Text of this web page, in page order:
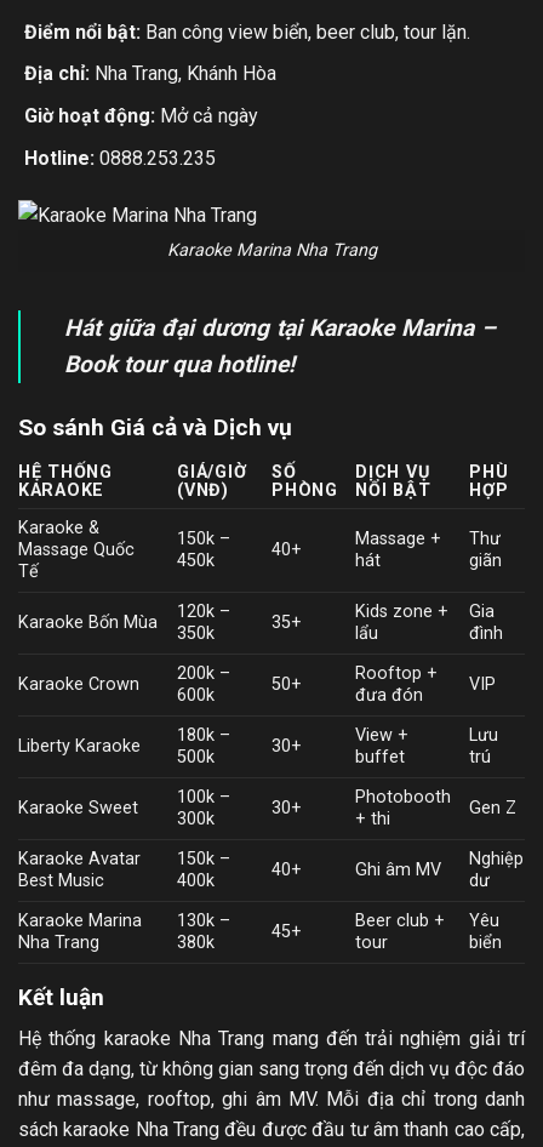
Điểm nổi bật: Ban công view biển, beer club, tour lặn.
Địa chỉ:Nha Trang, Khánh Hòa
Giờ hoạt động:Mở cả ngày
Hotline: 0888.253.235
Karaoke Marina Nha Trang
Hát giữa đại dương tại Karaoke Marina –
Book tour qua hotline!
So sánh Giá cả và Dịch vụ
HỆ THỐNG
KARAOKE
GIÁ/GIỜ
(VNĐ)
SỐ
PHÒNG
DỊCH VỤ
NỔI BẬT
PHÙ
HỢP
Karaoke &
Massage Quốc
Tế
150k –
450k
40+
Massage +
hát
Thư
giãn
Karaoke Bốn Mùa
120k –
350k
35+
Kids zone +
lẩu
Gia
đình
Karaoke Crown
200k –
600k
50+
Rooftop +
đưa đón
VIP
Liberty Karaoke
180k –
500k
30+
View +
buffet
Lưu
trú
Karaoke Sweet
100k –
300k
30+
Photobooth
+ thi
Gen Z
Karaoke Avatar
Best Music
150k –
400k
40+ Ghi âm MV
Nghiệp
dư
Karaoke Marina
Nha Trang
130k –
380k
45+
Beer club +
tour
Yêu
biển
Kết luận
Hệ thống karaoke Nha Trang mang đến trải nghiệm giải trí
đêm đa dạng, từ không gian sang trọng đến dịch vụ độc đáo
như massage, rooftop, ghi âm MV. Mỗi địa chỉ trong danh
sách karaoke Nha Trang đều được đầu tư âm thanh cao cấp,